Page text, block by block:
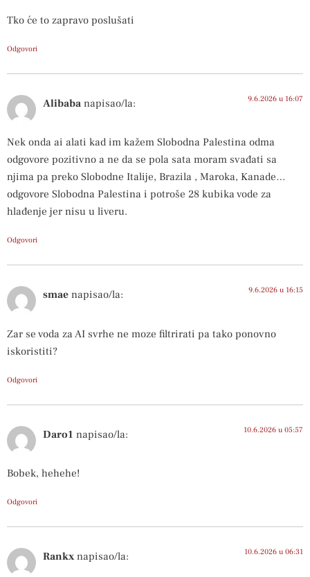
Tko će to zapravo poslušati
Odgovori
Alibaba napisao/la: 9.6.2026 u 16:07
Nek onda ai alati kad im kažem Slobodna Palestina odma
odgovore pozitivno a ne da se pola sata moram svađati sa
njima pa preko Slobodne Italije, Brazila , Maroka, Kanade…
odgovore Slobodna Palestina i potroše 28 kubika vode za
hlađenje jer nisu u liveru.
Odgovori
smae napisao/la: 9.6.2026 u 16:15
Zar se voda za AI svrhe ne moze filtrirati pa tako ponovno
iskoristiti?
Odgovori
Daro1 napisao/la: 10.6.2026 u 05:57
Bobek, hehehe!
Odgovori
Rankx napisao/la: 10.6.2026 u 06:31